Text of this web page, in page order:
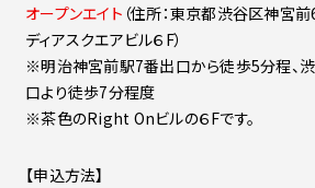
オープンエイト （住所：東京都渋谷区神
ディアスクエアビル６F）
※明治神宮前駅7番出口から徒歩5分程、渋
口より徒歩7分程度
※茶色のRight Onビルの６Fです。
【申込方法】